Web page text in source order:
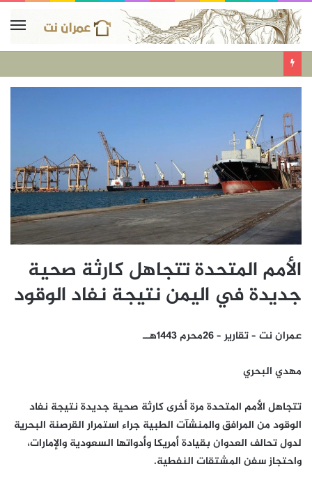
الأمم المتحدة تتجاهل كارثة صحية
جديدة في اليمن نتيجة نفاد الوقود
عمران نت – تقارير – 26محرم 1443هــ
مهدي البحري
تتجاهل الأمم المتحدة مرة أخرى كارثة صحية جديدة نتيجة نفاد
الوقود من المرافق والمنشآت الطبية جراء استمرار القرصنة البحرية
لدول تحالف العدوان بقيادة أمريكا وأدواتها السعودية والإمارات،
واحتجاز سفن المشتقات النفطية.